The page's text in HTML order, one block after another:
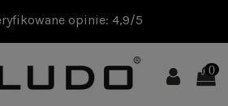
opinie: 4,9/5
0